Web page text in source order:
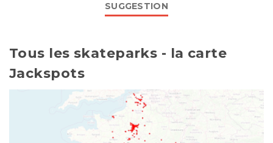
SUGGESTION
Tous les skateparks - la carte
Jackspots